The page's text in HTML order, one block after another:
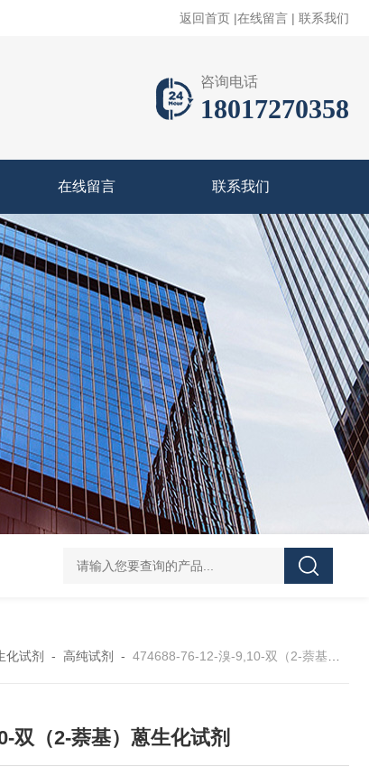
返回首页 |在线留言 | 联系我们
咨询电话
18017270358
在线留言 联系我们
81-08-32-磺基苯甲酸酐 4441-12-7三(4-吗啉基)氧化膦
化试剂 - 高纯试剂 - 474688-76-12-溴-9,10-双（2-萘基）蒽生化试剂
双（2-萘基）蒽生化试剂